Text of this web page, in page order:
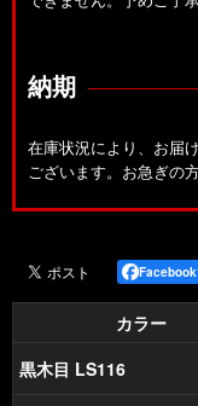
納期
在庫状況により、お届
ございます。お急ぎの
Facebook
カラー
黒木目 LS116